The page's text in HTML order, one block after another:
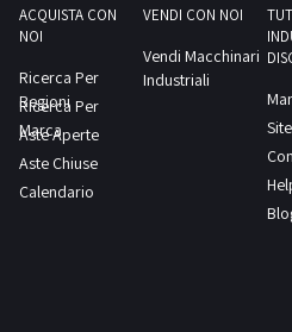
tale
tecnica
il
Professionisti
che
più
aggiornate
conoscenze
TACTILE
portatile
ACQUISTA CON
NOI
Ricerca Per
Regioni
Ricerca Per
Marca
Aste Aperte
Aste Chiuse
Calendario
VENDI CON NOI
Vendi Macchinari
Industriali